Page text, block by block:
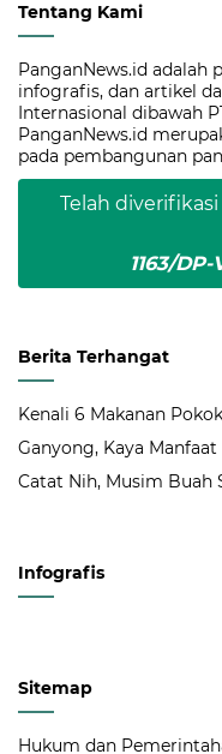
Tentang Kami
PanganNews.id adalah
infografis, dan artikel
Internasional dibawah
PanganNews.id
pada pembangunan
Telah
1163/
Berita Terhangat
Kenali 6 Makanan
Ganyong, Kaya
Catat Nih, Musim Buah
Infografis
Sitemap
Hukum dan